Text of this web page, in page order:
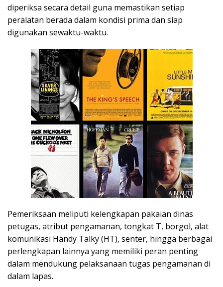
diperiksa secara detail guna memastikan setiap
peralatan berada dalam kondisi prima dan siap
digunakan sewaktu-waktu.
Pemeriksaan meliputi kelengkapan pakaian dinas
petugas, atribut pengamanan, tongkat T, borgol, alat
komunikasi Handy Talky (HT), senter, hingga berbagai
perlengkapan lainnya yang memiliki peran penting
dalam mendukung pelaksanaan tugas pengamanan di
dalam lapas.